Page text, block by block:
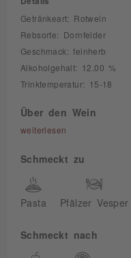
Getränkeart: Rotwein
Rebsorte: Dornfelder
Geschmack: feinherb
Alkoholgehalt: 12,00 %
Trinktemperatur: 15-18
Über den Wein
weiterlesen
Schmeckt zu
Pasta Pfälzer Vesper
Schmeckt nach